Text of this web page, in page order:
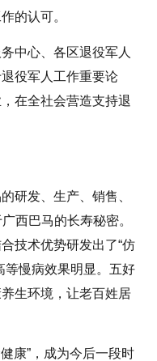
的认可。
中心、各区退役军人
役军人工作重要论
在全社会营造支持退
研发、生产、销售、
西巴马的长寿秘密。
技术优势研发出了“仿
等慢病效果明显。五好
生环境，让老百姓居
康”，成为今后一段时